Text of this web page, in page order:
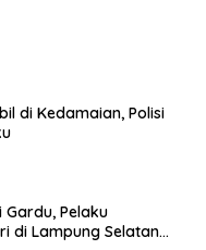
di Kedamaian, Polisi
Pelaku
di Lampung Selatan